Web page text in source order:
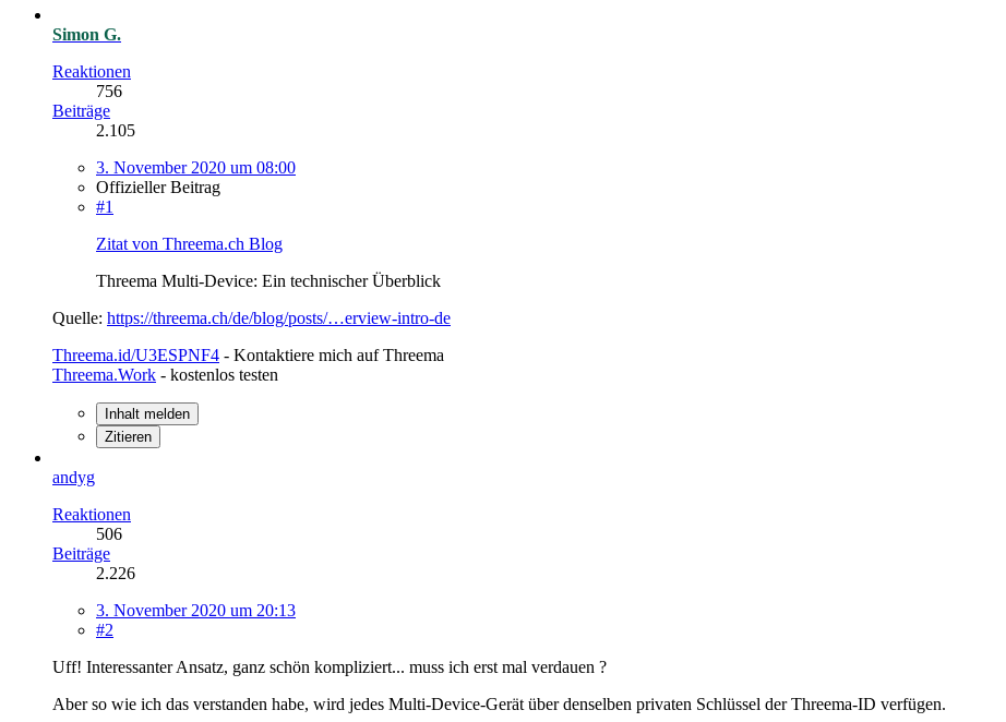
Simon G.
Reaktionen
756
Beiträge
2.105
3. November 2020 um 08:00
Offizieller Beitrag
#1
Zitat von Threema.ch Blog
Threema Multi-Device: Ein technischer Überblick
Quelle: https://threema.ch/de/blog/posts/…erview-intro-de
Threema.id/U3ESPNF4 - Kontaktiere mich auf Threema
Threema.Work - kostenlos testen
Inhalt melden
Zitieren
andyg
Reaktionen
506
Beiträge
2.226
3. November 2020 um 20:13
#2
Uff! Interessanter Ansatz, ganz schön kompliziert... muss ich erst mal verdauen ?
Aber so wie ich das verstanden habe, wird jedes Multi-Device-Gerät über denselben privaten Schlüssel der Threema-ID verfügen.